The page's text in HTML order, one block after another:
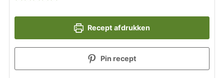
Recept afdrukken
Pin recept